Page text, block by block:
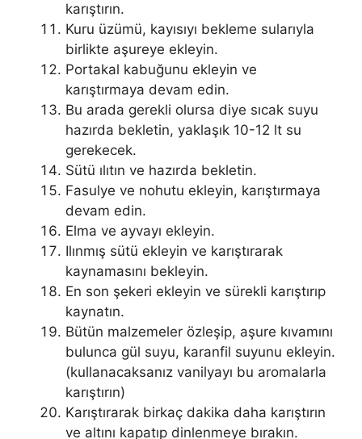
karıştırın.
Kuru üzümü, kayısıyı bekleme sularıyla
birlikte aşureye ekleyin.
Portakal kabuğunu ekleyin ve
karıştırmaya devam edin.
Bu arada gerekli olursa diye sıcak suyu
hazırda bekletin, yaklaşık 10-12 lt su
gerekecek.
Sütü ılıtın ve hazırda bekletin.
Fasulye ve nohutu ekleyin, karıştırmaya
devam edin.
Elma ve ayvayı ekleyin.
Ilınmış sütü ekleyin ve karıştırarak
kaynamasını bekleyin.
En son şekeri ekleyin ve sürekli karıştırıp
kaynatın.
Bütün malzemeler özleşip, aşure kıvamını
bulunca gül suyu, karanfil suyunu ekleyin.
(kullanacaksanız vanilyayı bu aromalarla
karıştırın)
Karıştırarak birkaç dakika daha karıştırın
ve altını kapatıp dinlenmeye bırakın.